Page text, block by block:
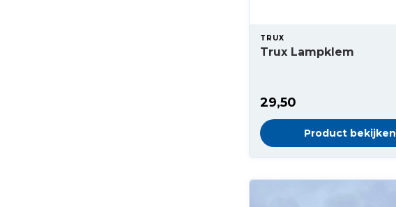
TRUX
Trux Lampklem
29,50
Product bekijken